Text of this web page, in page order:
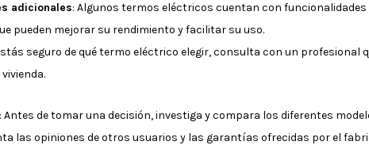
adicionales: Algunos termos eléctricos cuentan con
pueden mejorar su rendimiento y facilitar su uso.
seguro de qué termo eléctrico elegir, consulta con un profesional
: Antes de tomar una decisión, investiga y compara los diferentes
las opiniones de otros usuarios y las garantías ofrecidas por el